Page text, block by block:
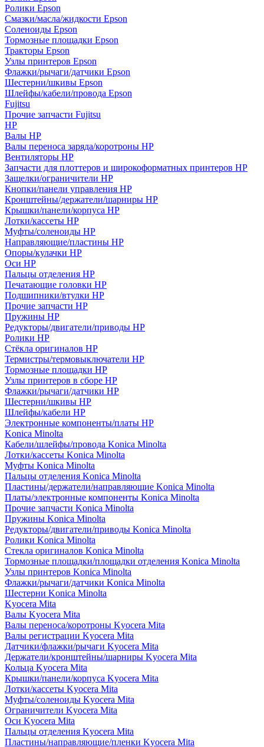
Ролики Epson
Смазки/масла/жидкости Epson
Соленоиды Epson
Тормозные площадки Epson
Тракторы Epson
Узлы принтеров Epson
Флажки/рычаги/датчики Epson
Шестерни/шкивы Epson
Шлейфы/кабели/провода Epson
Fujitsu
Прочие запчасти Fujitsu
HP
Валы HP
Валы переноса заряда/коротроны HP
Вентиляторы HP
Запчасти для плоттеров и широкоформатных принтеров HP
Защелки/ограничители HP
Кнопки/панели управления HP
Кронштейны/держатели/шарниры HP
Крышки/панели/корпуса HP
Лотки/кассеты HP
Муфты/соленоиды HP
Направляющие/пластины HP
Опоры/кулачки HP
Оси HP
Пальцы отделения HP
Печатающие головки HP
Подшипники/втулки HP
Прочие запчасти HP
Пружины HP
Редукторы/двигатели/приводы HP
Ролики HP
Стёкла оригиналов HP
Термистры/термовыключатели HP
Тормозные площадки HP
Узлы принтеров в сборе HP
Флажки/рычаги/датчики HP
Шестерни/шкивы HP
Шлейфы/кабели HP
Электронные компоненты/платы HP
Konica Minolta
Кабели/шлейфы/провода Konica Minolta
Лотки/кассеты Konica Minolta
Муфты Konica Minolta
Пальцы отделения Konica Minolta
Пластины/держатели/направляющие Konica Minolta
Платы/электронные компоненты Konica Minolta
Прочие запчасти Konica Minolta
Пружины Konica Minolta
Редукторы/двигатели/приводы Konica Minolta
Ролики Konica Minolta
Стекла оригиналов Konica Minolta
Тормозные площадки/площадки отделения Konica Minolta
Узлы принтеров Konica Minolta
Флажки/рычаги/датчики Konica Minolta
Шестерни Konica Minolta
Kyocera Mita
Валы Kyocera Mita
Валы переноса/коротроны Kyocera Mita
Валы регистрации Kyocera Mita
Датчики/флажки/рычаги Kyocera Mita
Держатели/кронштейны/шарниры Kyocera Mita
Кольца Kyocera Mita
Крышки/панели/корпуса Kyocera Mita
Лотки/кассеты Kyocera Mita
Муфты/соленоиды Kyocera Mita
Ограничители Kyocera Mita
Оси Kyocera Mita
Пальцы отделения Kyocera Mita
Пластины/направляющие/пленки Kyocera Mita